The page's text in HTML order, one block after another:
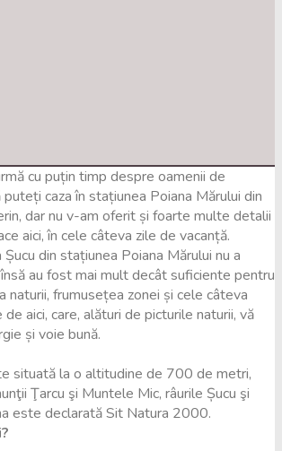
cu puțin timp despre oamenii de
caza în stațiunea Poiana Mărului din
dar nu v-am oferit și foarte multe detalii
aici, în cele câteva zile de vacanță.
din stațiunea Poiana Mărului nu a
au fost mai mult decât suficiente pentru
naturii, frumusețea zonei și cele câteva
aici, care, alături de picturile naturii, vă
și voie bună.
situată la o altitudine de 700 de metri,
Ţarcu şi Muntele Mic, râurile Șucu şi
este declarată Sit Natura 2000.